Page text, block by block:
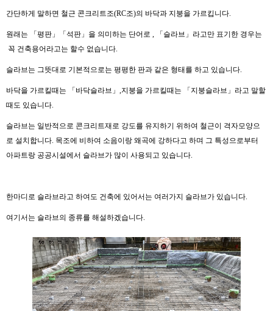
간단하게 말하면 철근 콘크리트조(RC조)의 바닥과 지붕을 가르킵니다.
원래는 「평판」「석판」을 의미하는 단어로 , 「슬라브」라고만 표기한 경우는
꼭 건축용어라고는 할수 없습니다.
슬라브는 그뜻대로 기본적으로는 평평한 판과 같은 형태를 하고 있습니다.
바닥을 가르킬때는 「바닥슬라브」,지붕을 가르킬때는 「지붕슬라브」라고 말할
때도 있습니다.
슬라브는 일반적으로 콘크리트재로 강도를 유지하기 위하여 철근이 격자모양으
로 설치합니다. 목조에 비하여 소음이랑 왜곡에 강하다고 하며 그 특성으로부터
아파트랑 공공시설에서 슬라브가 많이 사용되고 있습니다.
한마디로 슬라브라고 하여도 건축에 있어서는 여러가지 슬라브가 있습니다.
여기서는 슬라브의 종류를 해설하겠습니다.